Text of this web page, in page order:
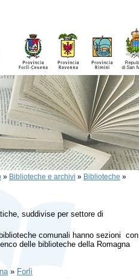
» Biblioteche e archivi » Biblioteche »
suddivise per settore di
comunali hanno sezioni con
delle biblioteche della Romagna
» Forlì